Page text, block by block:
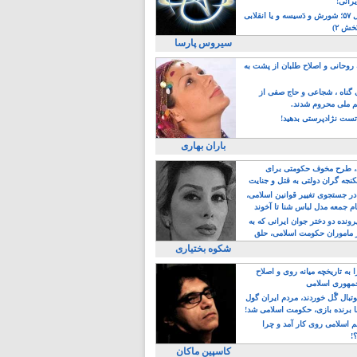
رویداد سال ۵۷؛ شورش و دَسیسه و یا انقلابی
۲)
سیروس پارسا
و اصلاح طلبان از پشت به
گناه ، شجاعی و حاج صفی از
ملی محروم شدند.
نژادپرستی بدهید!
باران بهاری
مخوف حکومتی برای
گران دولتی به قتل و جنایت
جستجوی تغییر قوانین اسلامی،
جمعه مدل لباس شنا تا آخوند
دو دختر جوان ایرانی که به
ماموران حکومت اسلامی، حلق
شکوه بختیاری
به تاریخچه میانه روی و اصلاح
اسلامی
گًل خوردند، مردم ایران گول
برنده بازی، حکومت اسلامی شد!
اسلامی روی کار آمد و چرا
کاسپین ماکان